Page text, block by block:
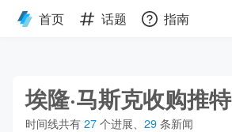
首页 话题 指南
埃隆·马斯克收购推特
时间线共有27个进展 29条新闻